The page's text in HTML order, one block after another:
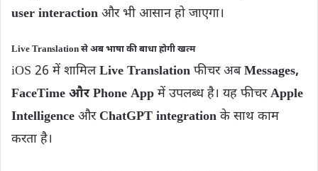
user interaction और भी आसान हो जाएगा।
Live Translation से अब भाषा की बाधा होगी खत्म
iOS 26 में शामिलLive Translation फीचर अबMessages,
FaceTime और Phone App में उपलब्ध है। यह फीचरApple
Intelligence और ChatGPT integration के साथ काम
करता है।